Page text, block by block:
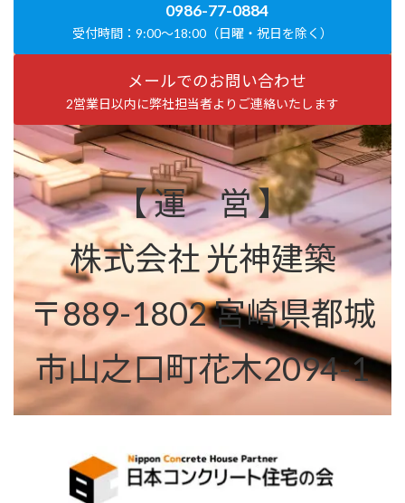
0986-77-0884
受付時間：9:00～18:00（日曜・祝日を除く）
メールでのお問い合わせ
2営業日以内に弊社担当者よりご連絡いたします
【 運 営 】
株式会社 光神建築
〒889-1802 宮崎県都城
市山之口町花木2094-1